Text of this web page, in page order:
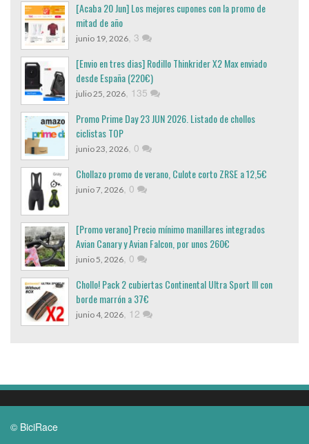
[Acaba 20 Jun] Los mejores cupones con la promo de
mitad de año
junio 19, 2026, 3
[Envio en tres dias] Rodillo Thinkrider X2 Max enviado
desde España (220€)
julio 25, 2026, 135
Promo Prime Day 23 JUN 2026. Listado de chollos
ciclistas TOP
junio 23, 2026, 0
Chollazo promo de verano, Culote corto ZRSE a 12,5€
junio 7, 2026, 0
[Promo verano] Precio mínimo manillares integrados
Avian Canary y Avian Falcon, por unos 260€
junio 5, 2026, 0
Chollo! Pack 2 cubiertas Continental Ultra Sport III con
borde marrón a 37€
junio 4, 2026, 12
© BiciRace